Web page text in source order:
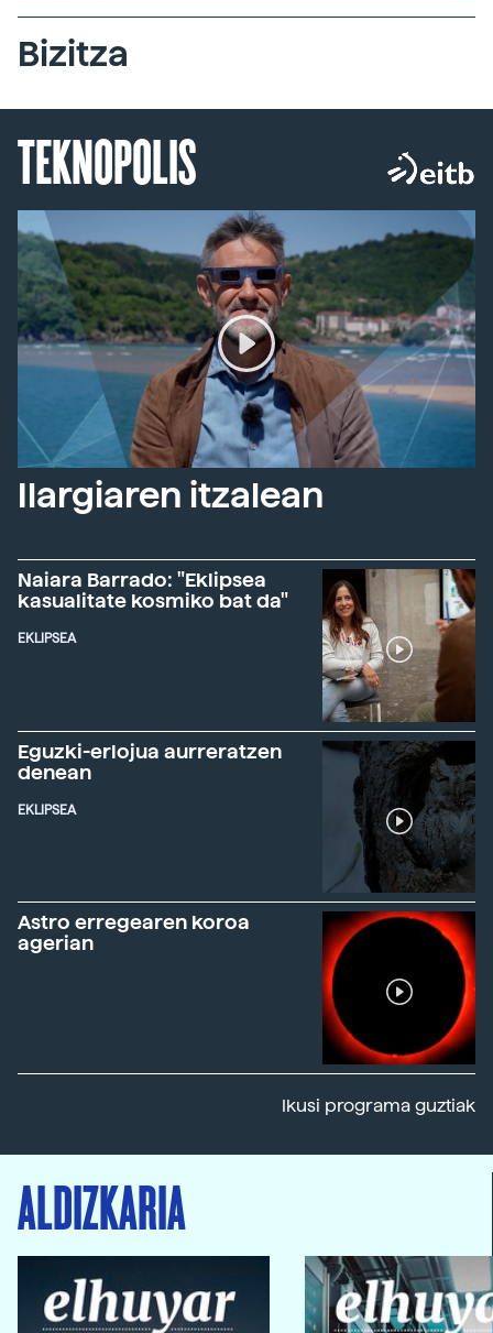
Bizitza
TEKNOPOLIS
Ilargiaren itzalean
Naiara Barrado: "Eklipsea
kasualitate kosmiko bat da"
EKLIPSEA
Eguzki-erlojua aurreratzen
denean
EKLIPSEA
Astro erregearen koroa
agerian
Ikusi programa guztiak
ALDIZKARIA